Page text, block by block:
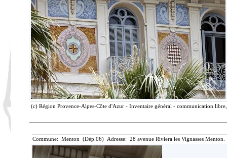
(c) Région Provence-Alpes-Côte d'Azur - Inventaire général - communication
Commune: Menton (Dép.06) Adresse: 28 avenue Riviera les Vignasses